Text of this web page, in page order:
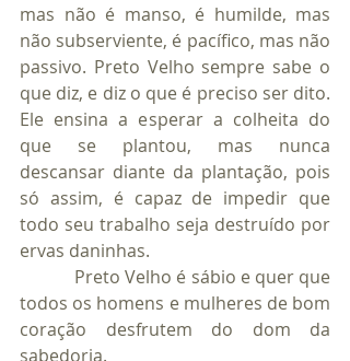
mas não é manso, é humilde, mas
não subserviente, é pacífico, mas não
passivo. Preto Velho sempre sabe o
que diz, e diz o que é preciso ser dito.
Ele ensina a esperar a colheita do
que se plantou, mas nunca
descansar diante da plantação, pois
só assim, é capaz de impedir que
todo seu trabalho seja destruído por
ervas daninhas.
todos os homens e mulheres de bom
coração desfrutem do dom da
sabedoria.